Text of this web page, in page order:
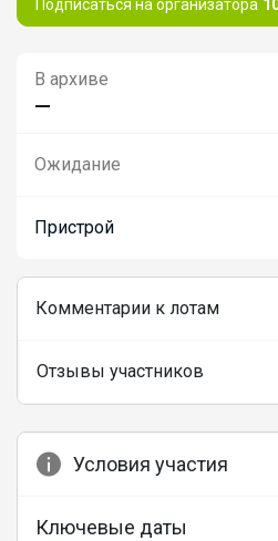
Подписаться на организатора
В архиве
—
Ожидание
Пристрой
Комментарии к лотам
Отзывы участников
Условия участия
Ключевые даты